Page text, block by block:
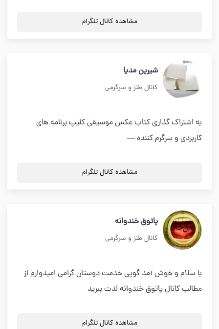
مشاهده کانال تلگرام
شیرین مدیا
کانال طنز و سرگرمی
به اشتراک گذاری کتاب عکس موسیقی کلیپ برنامه های
کاربردی و سرگرم کننده —
مشاهده کانال تلگرام
پاتوق خندوانه
کانال طنز و سرگرمی
با سلام و خوش آمد گویی خدمت دوستان گرامی امیدوارم از
مطالب کانال پاتوق خندوانه لذت ببرید
مشاهده کانال تلگرام